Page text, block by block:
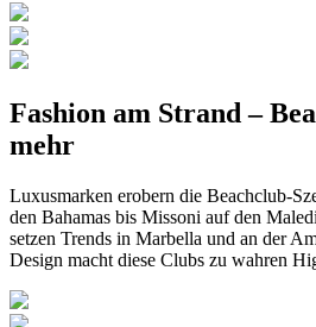
Fashion am Strand –
mehr
Luxusmarken erobern die Beachclub-
den Bahamas bis Missoni auf den
setzen Trends in Marbella und an der
Design macht diese Clubs zu wahren